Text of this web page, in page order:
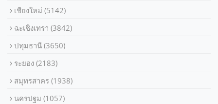
เชียงใหม่
(5142)
ฉะเชิงเทรา
(3842)
ปทุมธานี
(3650)
ระยอง
(2183)
สมุทรสาคร
(1938)
นครปฐม
(1057)